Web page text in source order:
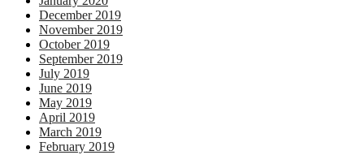
December 2019
November 2019
October 2019
September 2019
July 2019
June 2019
May 2019
April 2019
March 2019
February 2019